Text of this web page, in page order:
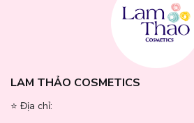
Acrylates/Dimethicone Copolymer,
Polyglyceryl-2 Triisostearate,
Oxide, Silica, Mica, Polystyrene,
EDTA, Alumina, Stearoyl Glutamic
Acrylate Crosspolymer,
Citrate, Phenoxyethanol, Fragrance, CI
CI 77891
LAM THẢO COSMETICS
⭐️ Địa chỉ: